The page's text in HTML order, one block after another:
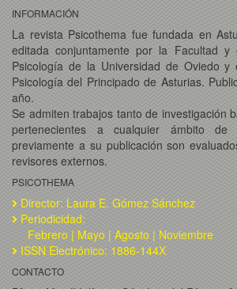
INFORMACIÓN
La revista Psicothema fue fundada en
editada conjuntamente por la Facultad y
Psicología de la Universidad de Oviedo y
Psicología del Principado de Asturias.
año.
Se admiten trabajos tanto de investigación
pertenecientes a cualquier ámbito
previamente a su publicación son
revisores externos.
PSICOTHEMA
Director: Laura E. Gómez Sánchez
Periodicidad:
Febrero | Mayo | Agosto | Noviembre
ISSN Electrónico: 1886-144X
CONTACTO